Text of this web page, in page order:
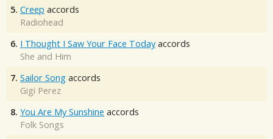
5. Creep accords
Radiohead
6. I Thought I Saw Your Face Today accords
She and Him
7. Sailor Song accords
Gigi Perez
8. You Are My Sunshine accords
Folk Songs